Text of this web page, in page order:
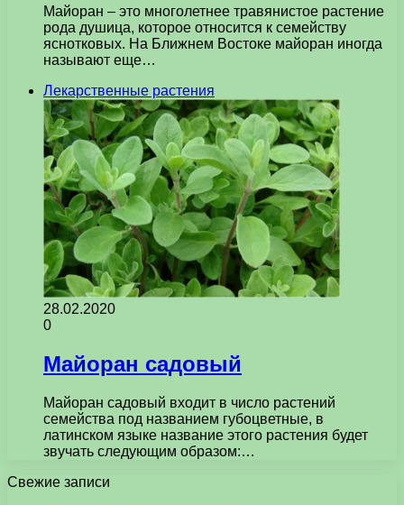
Майоран – это многолетнее травянистое растение
рода душица, которое относится к семейству
яснотковых. На Ближнем Востоке майоран иногда
называют еще…
Лекарственные растения
28.02.2020
0
Майоран садовый
Майоран садовый входит в число растений
семейства под названием губоцветные, в
латинском языке название этого растения будет
звучать следующим образом:…
Свежие записи